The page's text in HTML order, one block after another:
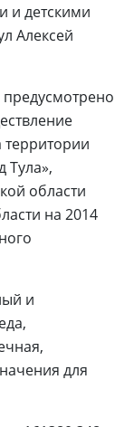
и детскими
Алексей
предусмотрено
территории
Тула»,
области
на 2014
и
для